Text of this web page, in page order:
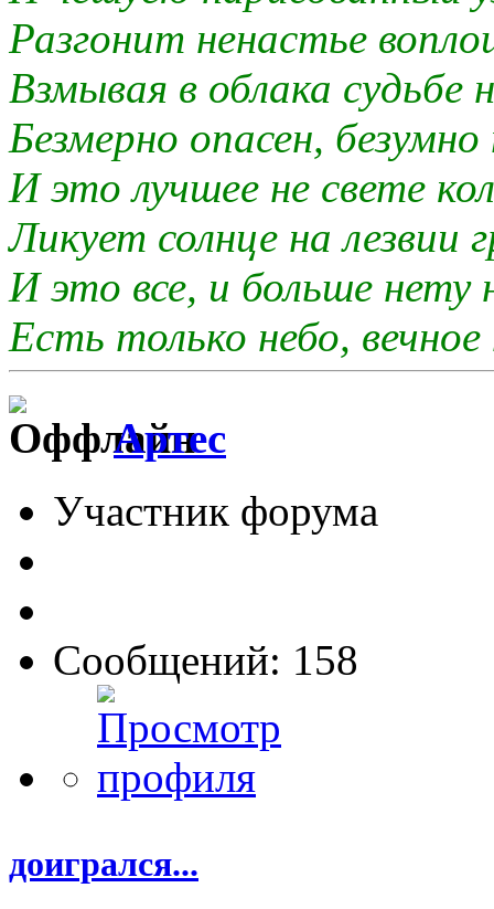
Разгонит ненастье
Взмывая в облака судьбе
Безмерно опасен, безумно
И это лучшее не свете
Ликует солнце на лезвии
И это все, и больше нету
Есть только небо, вечное
Артес
Участник форума
Сообщений: 158
доигрался...